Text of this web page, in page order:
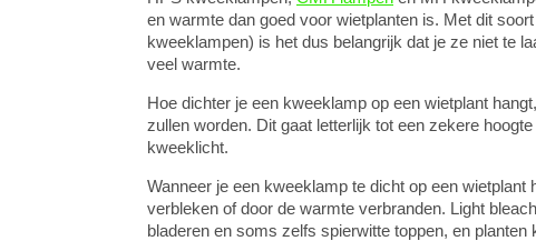
en warmte dan goed voor wietplanten is. Met dit
kweeklampen) is het dus belangrijk dat je ze niet te
veel warmte.
Hoe dichter je een kweeklamp op een wietplant
zullen worden. Dit gaat letterlijk tot een zekere
kweeklicht.
Wanneer je een kweeklamp te dicht op een
verbleken of door de warmte verbranden. Light
bladeren en soms zelfs spierwitte toppen, en